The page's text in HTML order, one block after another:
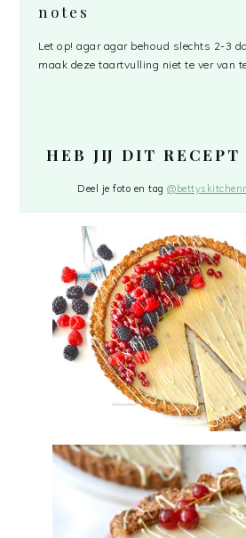
notes
Let op! agar agar behoud slechts 2-3
maak deze taartvulling niet te ver van
HEB JIJ DIT RECEPT
Deel je foto en tag